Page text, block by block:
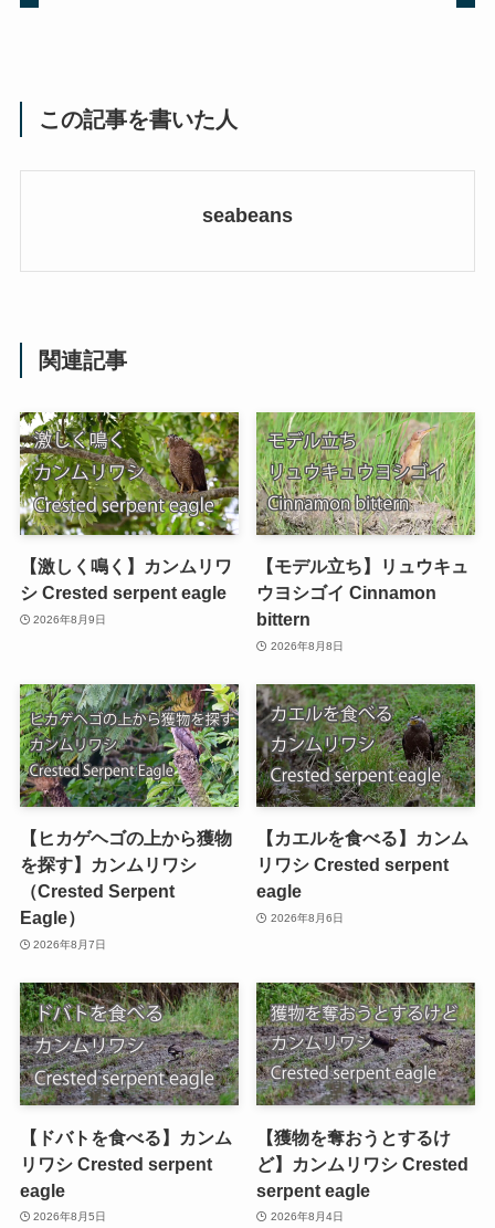
この記事を書いた人
seabeans
関連記事
【激しく鳴く】カンムリワ
シ Crested serpent eagle
2026年8月9日
【モデル立ち】リュウキュ
ウヨシゴイ Cinnamon
bittern
2026年8月8日
【ヒカゲヘゴの上から獲物
を探す】カンムリワシ
（Crested Serpent
Eagle）
2026年8月7日
【カエルを食べる】カンム
リワシ Crested serpent
eagle
2026年8月6日
【ドバトを食べる】カンム
リワシ Crested serpent
eagle
2026年8月5日
【獲物を奪おうとするけ
ど】カンムリワシ Crested
serpent eagle
2026年8月4日